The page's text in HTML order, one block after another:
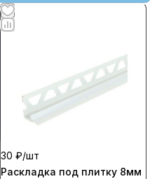
30 ₽/шт
Раскладка под плитку 8мм